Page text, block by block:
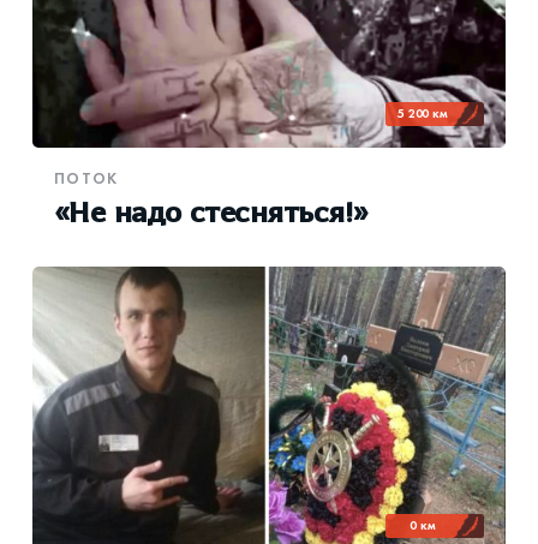
5 200 км
ПОТОК
«Не надо стесняться!»
0 км